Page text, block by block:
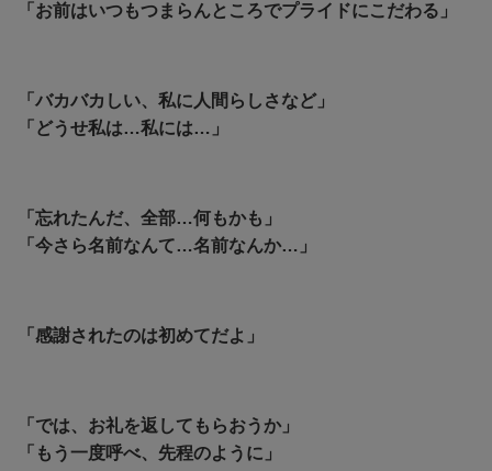
「お前はいつもつまらんところでプライドにこだわる」
「バカバカしい、私に人間らしさなど」
「どうせ私は…私には…」
「忘れたんだ、全部…何もかも」
「今さら名前なんて…名前なんか…」
「感謝されたのは初めてだよ」
「では、お礼を返してもらおうか」
「もう一度呼べ、先程のように」